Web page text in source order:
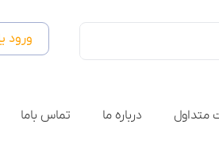
ورود
متداول درباره ما تماس باما